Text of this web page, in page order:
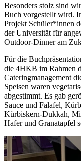
Besonders stolz sind
Buch vorgestellt wird.
Projekt Schüler*innen
der Universität für
Outdoor-Dinner am
Für die
die 4HKB im Rahmen
Cateringmanagement
Speisen waren
abgestimmt. Es gab
Sauce und Falafel,
Kürbiskern-Dukkah,
Hafer und Granatapfel